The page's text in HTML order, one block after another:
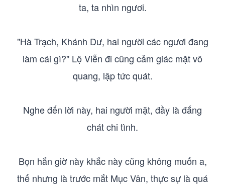
ta, ta nhìn ngươi.
"Hà Trạch, Khánh Dư, hai người các ngươi đang
làm cái gì?" Lộ Viễn đi cũng cảm giác mặt vô
quang, lập tức quát.
Nghe đến lời này, hai người mặt, đầy là đắng
chát chi tình.
Bọn hắn giờ này khắc này cũng không muốn a,
thế nhưng là trước mắt Mục Vân, thực sự là quá